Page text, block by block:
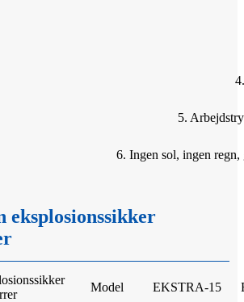
5.
6. Ingen sol, ingen
eksplosionssikker
Model EKSTRA-15